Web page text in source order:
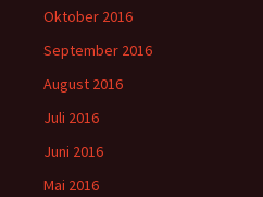
Oktober 2016
September 2016
August 2016
Juli 2016
Juni 2016
Mai 2016